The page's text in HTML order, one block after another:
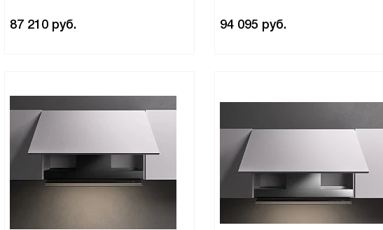
87 210 руб. 94 095 руб.